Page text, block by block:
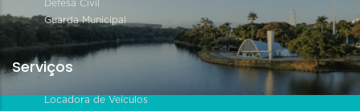
Defesa Civil
Guarda Municipal
Serviços
Locadora de Veículos